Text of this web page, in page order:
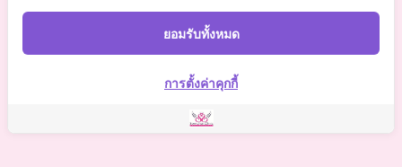
2021 Somchai Clinic. All Rights Reserved. Powered by
ยอมรับทั้งหมด
การตั้งค่าคุกกี้